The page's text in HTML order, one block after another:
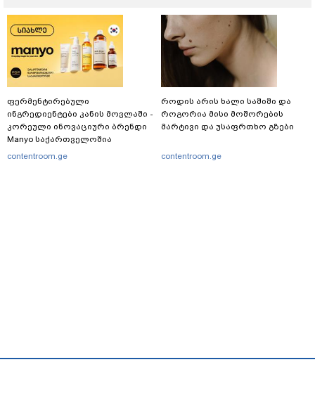
ფერმენტირებული
ინგრედიენტები კანის მოვლაში -
კორეული ინოვაციური ბრენდი
Manyo საქართველოშია
contentroom.ge
როდის არის ხალი საშიში და
როგორია მისი მოშორების
მარტივი და უსაფრთხო გზები
contentroom.ge